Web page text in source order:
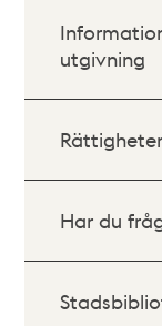
utgivning
Rättigheter
Har du